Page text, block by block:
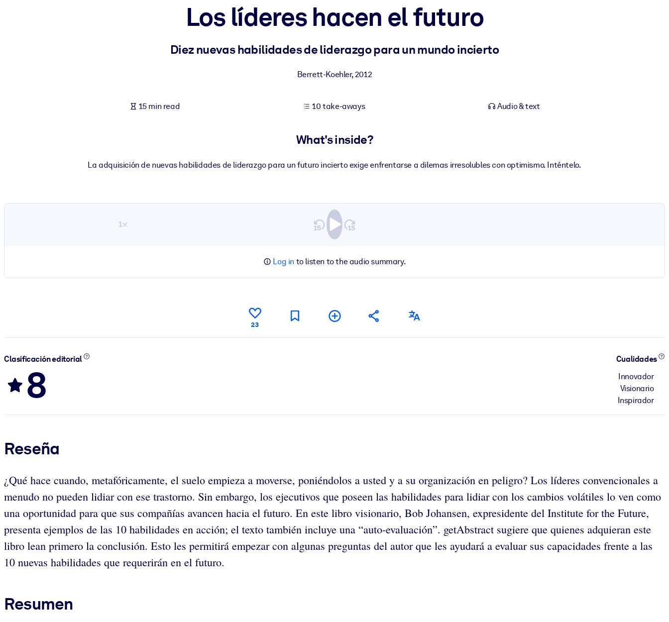
Fuel your AI systems with reliable, structured knowledge to improve outputs.
Los líderes hacen el futuro
Diez nuevas habilidades de liderazgo para un mundo incierto
Berrett-Koehler,2012
15 min read 10 take-aways Audio & text
What's inside?
La adquisición de nuevas habilidades de liderazgo para un futuro incierto exige enfrentarse a dilemas irresolubles con optimismo. Inténtelo.
1×
Log in to listen to the audio summary.
23
Clasificación editorial
8
Cualidades
Innovador
Visionario
Inspirador
Reseña
¿Qué hace cuando, metafóricamente, el suelo empieza a moverse, poniéndolos a usted y a su organización en peligro? Los líderes convencionales a
menudo no pueden lidiar con ese trastorno. Sin embargo, los ejecutivos que poseen las habilidades para lidiar con los cambios volátiles lo ven como
una oportunidad para que sus compañías avancen hacia el futuro. En este libro visionario, Bob Johansen, expresidente del Institute for the Future,
presenta ejemplos de las 10 habilidades en acción; el texto también incluye una “auto-evaluación”. getAbstract sugiere que quienes adquieran este
libro lean primero la conclusión. Esto les permitirá empezar con algunas preguntas del autor que les ayudará a evaluar sus capacidades frente a las
10 nuevas habilidades que requerirán en el futuro.
Resumen